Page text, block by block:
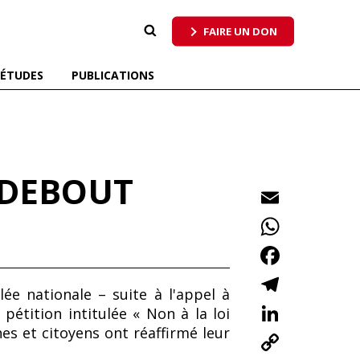
FAIRE UN DON
ÉTUDES PUBLICATIONS
nationale – suite à l'appel à
pétition intitulée « Non à la loi
et citoyens ont réaffirmé leur